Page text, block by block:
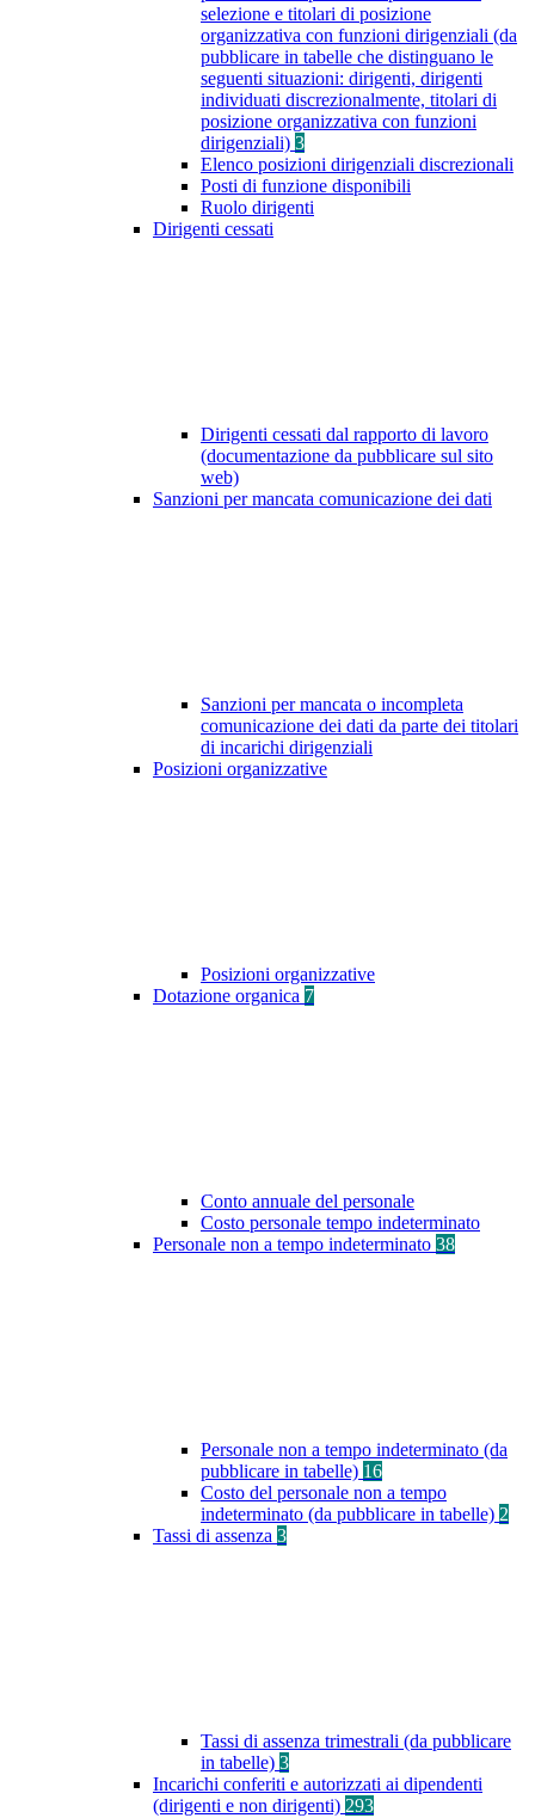
selezione e titolari di posizione
organizzativa con funzioni dirigenziali (da
pubblicare in tabelle che distinguano le
seguenti situazioni: dirigenti, dirigenti
individuati discrezionalmente, titolari di
posizione organizzativa con funzioni
dirigenziali) 3
Elenco posizioni dirigenziali discrezionali
Posti di funzione disponibili
Ruolo dirigenti
Dirigenti cessati
Dirigenti cessati dal rapporto di lavoro
(documentazione da pubblicare sul sito
web)
Sanzioni per mancata comunicazione dei dati
Sanzioni per mancata o incompleta
comunicazione dei dati da parte dei titolari
di incarichi dirigenziali
Posizioni organizzative
Posizioni organizzative
Dotazione organica 7
Conto annuale del personale
Costo personale tempo indeterminato
Personale non a tempo indeterminato 38
Personale non a tempo indeterminato (da
pubblicare in tabelle) 16
Costo del personale non a tempo
indeterminato (da pubblicare in tabelle) 2
Tassi di assenza 3
Tassi di assenza trimestrali (da pubblicare
in tabelle) 3
Incarichi conferiti e autorizzati ai dipendenti
(dirigenti e non dirigenti) 293